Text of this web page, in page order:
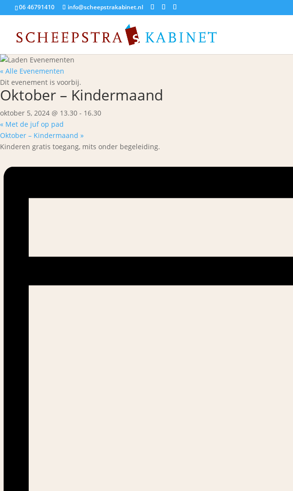
06 46791410 info@scheepstrakabinet.nl
« Alle Evenementen
Dit evenement is voorbij.
Oktober – Kindermaand
oktober 5, 2024 @ 13.30 - 16.30
« Met de juf op pad
Oktober – Kindermaand »
Kinderen gratis toegang, mits onder begeleiding.